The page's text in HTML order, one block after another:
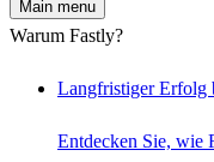
Main menu
Warum Fastly?
Langfristiger Erfolg
Entdecken Sie, wie